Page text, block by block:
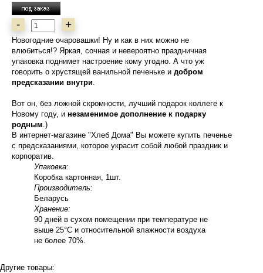
- +
Новогодние очаровашки! Ну и как в них можно не
влюбиться!? Яркая, сочная и невероятно праздничная
упаковка поднимет настроение кому угодно. А что уж
говорить о хрустящей ванильной печеньке и добром
предсказании внутри.
Вот он, без ложной скромности, лучший подарок коллеге к
Новому году, и незаменимое дополнение к подарку
родным.)
В интернет-магазине "Хлеб Дома" Вы можете купить печенье
с предсказаниями, которое украсит собой любой праздник и
корпоратив.
Упаковка:
Коробка картонная, 1шт.
Производитель:
Беларусь
Хранение:
90 дней в сухом помещении при температуре не
выше 25°С и относительной влажности воздуха
не более 70%.
Другие товары: